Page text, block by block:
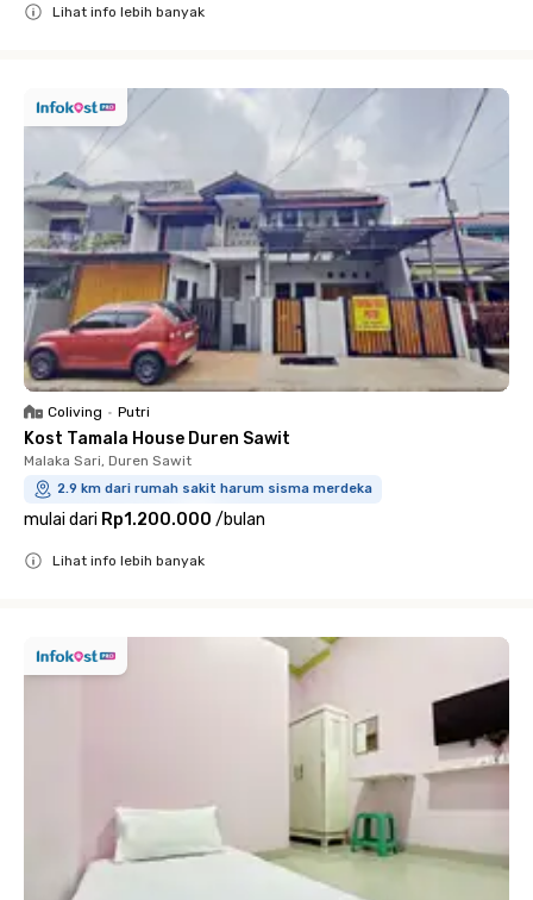
Lihat info lebih banyak
Coliving • Putri
Kost Tamala House Duren Sawit
Malaka Sari, Duren Sawit
2.9 km dari rumah sakit harum sisma merdeka
mulai dari Rp1.200.000 /bulan
Lihat info lebih banyak